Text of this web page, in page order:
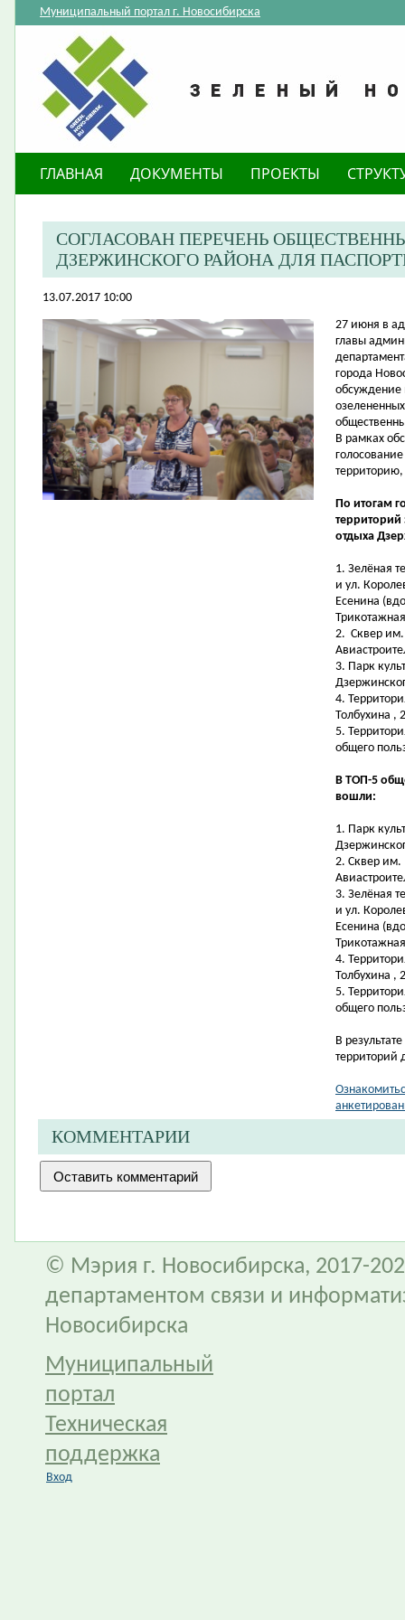
Муниципальный портал г. Новосибирска
ГЛАВНАЯ ДОКУМЕНТЫ ПРОЕКТЫ
СОГЛАСОВАН ПЕРЕЧЕНЬ
ДЗЕРЖИНСКОГО РАЙОНА ДЛЯ
13.07.2017 10:00
27 июня в
главы
города
обсуждение
В рамках
По итогам
отдыха
1. Зелёная
и ул.
Есенина
2. Сквер
3. Парк
4.
Толбухина ,
5.
общего
В ТОП-5
вошли:
1. Парк
2. Сквер им.
3. Зелёная
и ул.
Есенина
4.
Толбухина ,
5.
общего
В
территорий
КОММЕНТАРИИ
© Мэрия г. Новосибирска, 2017-
департаментом связи и
Новосибирска
Муниципальный
портал
Техническая
поддержка
Вход